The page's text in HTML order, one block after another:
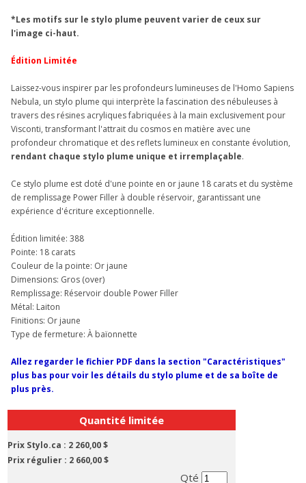
*Les motifs sur le stylo plume peuvent varier de ceux sur
l'image ci-haut.
Édition Limitée
Laissez-vous inspirer par les profondeurs lumineuses de l'Homo Sapiens
Nebula, un stylo plume qui interprète la fascination des nébuleuses à
travers des résines acryliques fabriquées à la main exclusivement pour
Visconti, transformant l'attrait du cosmos en matière avec une
profondeur chromatique et des reflets lumineux en constante évolution,
rendant chaque stylo plume unique et irremplaçable.
Ce stylo plume est doté d'une pointe en or jaune 18 carats et du système
de remplissage Power Filler à double réservoir, garantissant une
expérience d'écriture exceptionnelle.
Édition limitée: 388
Pointe: 18 carats
Couleur de la pointe: Or jaune
Dimensions: Gros (over)
Remplissage: Réservoir double Power Filler
Métal: Laiton
Finitions: Or jaune
Type de fermeture: À baïonnette
Allez regarder le fichier PDF dans la section "Caractéristiques"
plus bas pour voir les détails du stylo plume et de sa boîte de
plus près.
Quantité limitée
Prix Stylo.ca : 2 260,00 $
Prix régulier : 2 660,00 $
Qté